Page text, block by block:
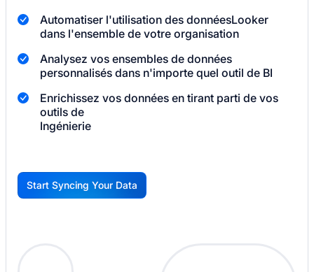
Automatiser l'utilisation des donnéesLooker
dans l'ensemble de votre organisation
Analysez vos ensembles de données
personnalisés dans n'importe quel outil de BI
Enrichissez vos données en tirant parti de vos
outils de
Ingénierie
G
Start Syncing Your Data